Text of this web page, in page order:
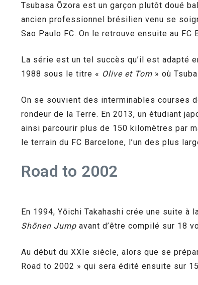
Tsubasa Ōzora est un garçon plutôt doué
ancien professionnel brésilien venu se
Sao Paulo FC. On le retrouve ensuite au
La série est un tel succès qu’il est adapté
1988 sous le titre « Olive et Tom » où
On se souvient des interminables courses
rondeur de la Terre. En 2013, un étudiant
ainsi parcourir plus de 150 kilomètres par
le terrain du FC Barcelone, l’un des plus
Road to 2002
En 1994, Yōichi Takahashi crée une suite à
Shōnen Jump avant d’être compilé sur 18
Au début du XXIe siècle, alors que se
Road to 2002 » qui sera édité ensuite sur